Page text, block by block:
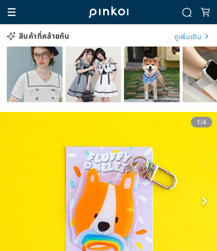
สินค้าที่คล้ายกัน ดูเพิ่มเติม
1/4